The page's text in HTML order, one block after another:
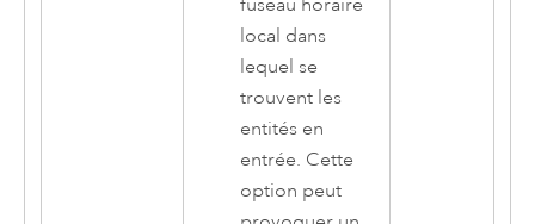
fuseau horaire
local dans
lequel se
trouvent les
entités en
entrée. Cette
option peut